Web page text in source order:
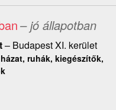
– jó állapotban
– Budapest XI. kerület
ruhák, kiegészítők,